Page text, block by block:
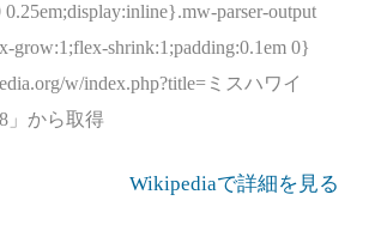
0.25em;display:inline}.mw-parser-output
grow:1;flex-shrink:1;padding:0.1em 0}
w/index.php?title=ミスハワイ
」から取得
Wikipediaで詳細を見る